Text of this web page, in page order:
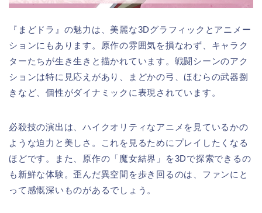
『まどドラ』の魅力は、美麗な3Dグラフィックとアニメー
ションにもあります。原作の雰囲気を損なわず、キャラク
ターたちが生き生きと描かれています。戦闘シーンのアク
ションは特に見応えがあり、まどかの弓、ほむらの武器捌
きなど、個性がダイナミックに表現されています。
必殺技の演出は、ハイクオリティなアニメを見ているかの
ような迫力と美しさ。これを見るためにプレイしたくなる
ほどです。また、原作の「魔女結界」を3Dで探索できるの
も新鮮な体験。歪んだ異空間を歩き回るのは、ファンにと
って感慨深いものがあるでしょう。